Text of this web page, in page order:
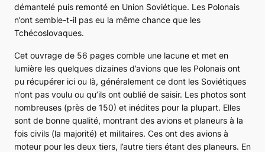
démantelé puis remonté en Union Soviétique. Les Polonais
n’ont semble-t-il pas eu la même chance que les
Tchécoslovaques.
Cet ouvrage de 56 pages comble une lacune et met en
lumière les quelques dizaines d’avions que les Polonais ont
pu récupérer ici ou là, généralement ce dont les Soviétiques
n’ont pas voulu ou qu’ils ont oublié de saisir. Les photos sont
nombreuses (près de 150) et inédites pour la plupart. Elles
sont de bonne qualité, montrant des avions et planeurs à la
fois civils (la majorité) et militaires. Ces ont des avions à
moteur pour les deux tiers, l’autre tiers étant des planeurs. En